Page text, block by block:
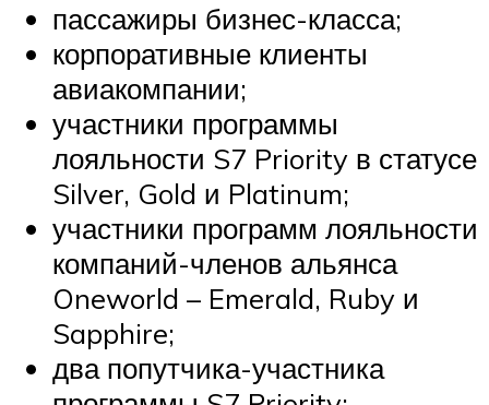
пассажиры бизнес-класса;
корпоративные клиенты
авиакомпании;
участники программы
лояльности S7 Priority в статусе
Silver, Gold и Platinum;
участники программ лояльности
компаний-членов альянса
Oneworld – Emerald, Ruby и
Sapphire;
два попутчика-участника